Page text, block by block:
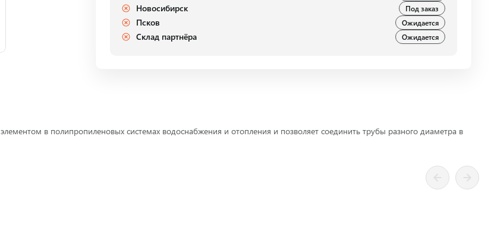
в полипропиленовых системах водоснабжения и отопления и позволяет соединить трубы разного диаметра в
Новосибирск Под заказ
Псков Ожидается
Склад партнёра Ожидается